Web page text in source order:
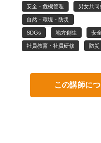
安全・危機管理 男女共同
自然・環境・防災
SDGs 地方創生 安
社員教育・社員研修 防災
この講師に